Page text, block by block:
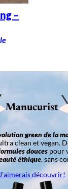
–
Manucurist
green de la
clean et vegan.
douces pour
éthique, sans
J’aimerais découvrir!